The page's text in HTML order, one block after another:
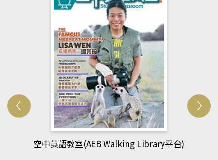
網管人(kono平台)